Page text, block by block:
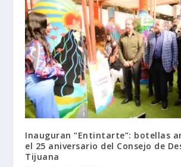
Inauguran “Entintarte”: botellas
el 25 aniversario del Consejo de
Tijuana